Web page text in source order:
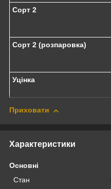
Сорт 2
Сорт 2 (розпаровка)
Уцінка
Приховати
Характеристики
Основні
Стан